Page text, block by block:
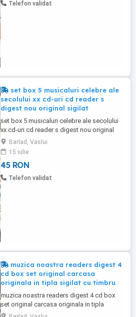
Telefon validat
set box 5 musicaluri celebre ale
secolului xx cd-uri cd reader s
digest nou original sigilat
set box 5 musicaluri celebre ale secolului
xx cd-uri cd reader s digest nou original
sigilat in tipla cu timbru original carcasa
originala toate cele 5 cd-uri sunt in
aceeasi carcasa editie limitata nu le vand
decat impreuna la un pret total final 45 de
lei trimit in tara prin posta sau curier vizitati
Barlad, Vaslui
15 iulie
45 RON
Telefon validat
muzica noastra readers digest 4
cd box set original carcasa
originala in tipla sigilat cu timbru
muzica noastra readers digest 4 cd box
set original carcasa originala in tipla
sigilat cu timbru original toate cele 4 cd-uri